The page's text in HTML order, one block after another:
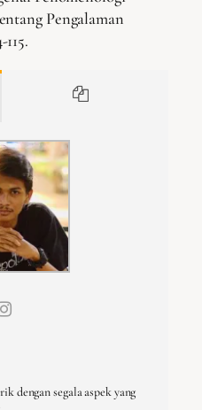
Pengalaman
115.
dengan segala aspek yang